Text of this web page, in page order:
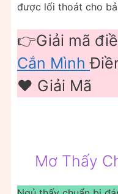
được lối thoát cho
👉Giải mã
Cắn Mình
❤️ Giải Mã
Mơ Thấy